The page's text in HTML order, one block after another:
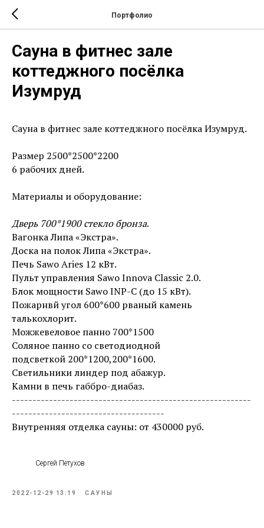
Портфолио
Сауна в фитнес зале
коттеджного посёлка
Изумруд
Сауна в фитнес зале коттеджного посёлка Изумруд.
Размер 2500*2500*2200
6 рабочих дней.
Материалы и оборудование:
Дверь 700*1900 стекло бронза.
Вагонка Липа «Экстра».
Доска на полок Липа «Экстра».
Печь Sawo Aries 12 кВт.
Пульт управления Sawo Innova Classic 2.0.
Блок мощности Sawo INP-C (до 15 кВт).
Пожарнвй угол 600*600 рваный камень
талькохлорит.
Можжевеловое панно 700*1500
Соляное панно со светодиодной
подсветкой 200*1200,200*1600.
Светильники линдер под абажур.
Камни в печь габбро-диабаз.
----------------------------------------------------------
-------------------------------------
Внутренняя отделка сауны: от 430000 руб.
Сергей Петухов
2022-12-29 13:19 САУНЫ